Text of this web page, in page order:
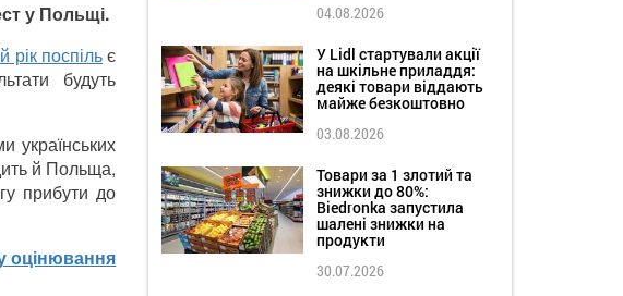
у Польщі.
рік поспільє
будуть
українських
й Польща,
прибути до
оцінювання
04.08.2026
У Lidl стартували акції
на шкільне приладдя:
деякі товари віддають
майже безкоштовно
03.08.2026
Товари за 1 злотий та
знижки до 80%:
Biedronka запустила
шалені знижки на
продукти
30.07.2026